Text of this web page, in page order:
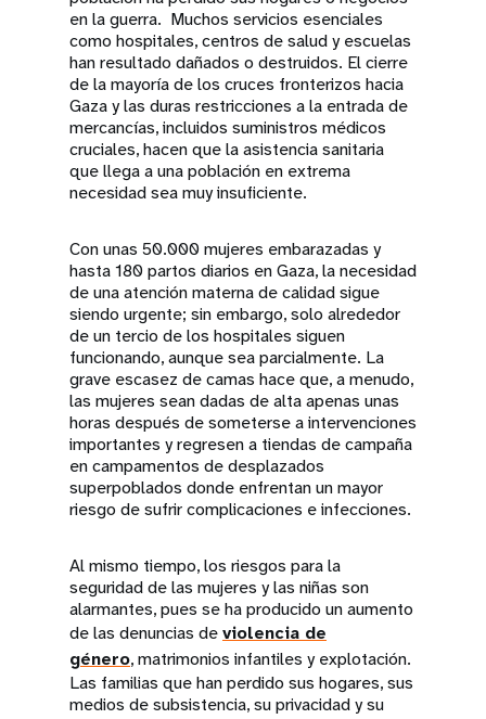
en la guerra. Muchos servicios esenciales
como hospitales, centros de salud y escuelas
han resultado dañados o destruidos. El cierre
de la mayoría de los cruces fronterizos hacia
Gaza y las duras restricciones a la entrada de
mercancías, incluidos suministros médicos
cruciales, hacen que la asistencia sanitaria
que llega a una población en extrema
necesidad sea muy insuficiente.
Con unas 50.000 mujeres embarazadas y
hasta 180 partos diarios en Gaza, la necesidad
de una atención materna de calidad sigue
siendo urgente; sin embargo, solo alrededor
de un tercio de los hospitales siguen
funcionando, aunque sea parcialmente. La
grave escasez de camas hace que, a menudo,
las mujeres sean dadas de alta apenas unas
horas después de someterse a intervenciones
importantes y regresen a tiendas de campaña
en campamentos de desplazados
superpoblados donde enfrentan un mayor
riesgo de sufrir complicaciones e infecciones.
Al mismo tiempo, los riesgos para la
seguridad de las mujeres y las niñas son
alarmantes, pues se ha producido un aumento
de las denuncias deviolencia de
género, matrimonios infantiles y explotación.
Las familias que han perdido sus hogares, sus
medios de subsistencia, su privacidad y su